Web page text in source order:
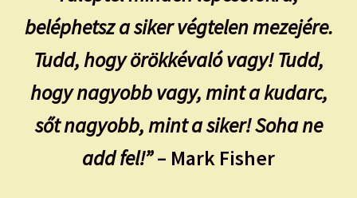
beléphetsz a siker végtelen mezejére.
Tudd, hogy örökkévaló vagy! Tudd,
hogy nagyobb vagy, mint a kudarc,
sőt nagyobb, mint a siker! Soha ne
add fel!”– Mark Fisher